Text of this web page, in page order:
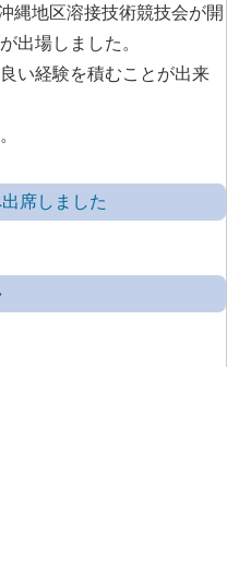
縄地区溶接技術競技会が開
出場しました。
い経験を積むことが出来
席しました